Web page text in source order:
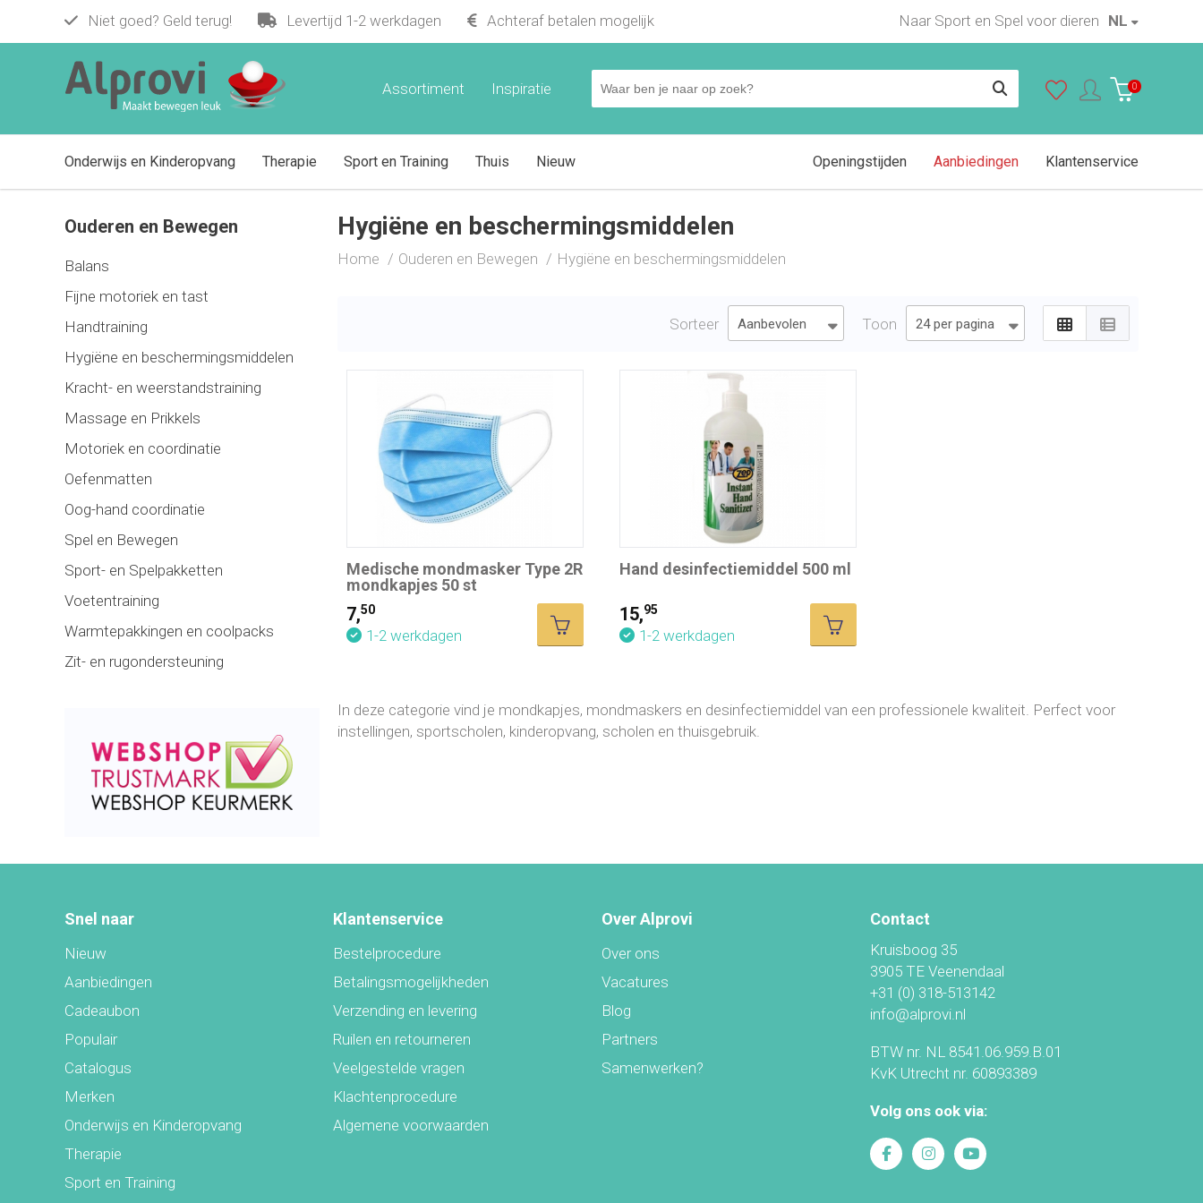
Niet goed? Geld terug! Levertijd 1-2 werkdagen Achteraf betalen mogelijk NL
Naar Sport en Spel voor dieren
0
Inspiratie
Assortiment
Onderwijs en Kinderopvang Therapie Sport en Training Thuis Nieuw Klantenservice
Aanbiedingen
Openingstijden
Hygiëne en beschermingsmiddelen
Home Ouderen en Bewegen Hygiëne en beschermingsmiddelen
Toon
Sorteer
Medische mondmasker Type 2R
mondkapjes 50 st
7,50
1-2 werkdagen
Hand desinfectiemiddel 500 ml
15,95
1-2 werkdagen
In deze categorie vind je mondkapjes, mondmaskers en desinfectiemiddel van een professionele kwaliteit. Perfect voor
instellingen, sportscholen, kinderopvang, scholen en thuisgebruik.
Ouderen en Bewegen
Balans
Fijne motoriek en tast
Handtraining
Hygiëne en beschermingsmiddelen
Kracht- en weerstandstraining
Massage en Prikkels
Motoriek en coordinatie
Oefenmatten
Oog-hand coordinatie
Spel en Bewegen
Sport- en Spelpakketten
Voetentraining
Warmtepakkingen en coolpacks
Zit- en rugondersteuning
Snel naar
Nieuw
Aanbiedingen
Cadeaubon
Populair
Catalogus
Merken
Onderwijs en Kinderopvang
Therapie
Sport en Training
Klantenservice
Bestelprocedure
Betalingsmogelijkheden
Verzending en levering
Ruilen en retourneren
Veelgestelde vragen
Klachtenprocedure
Algemene voorwaarden
Over Alprovi
Over ons
Vacatures
Blog
Partners
Samenwerken?
Contact
Kruisboog 35
3905 TE Veenendaal
+31 (0) 318-513142
info@alprovi.nl
BTW nr. NL 8541.06.959.B.01
KvK Utrecht nr. 60893389
Volg ons ook via: